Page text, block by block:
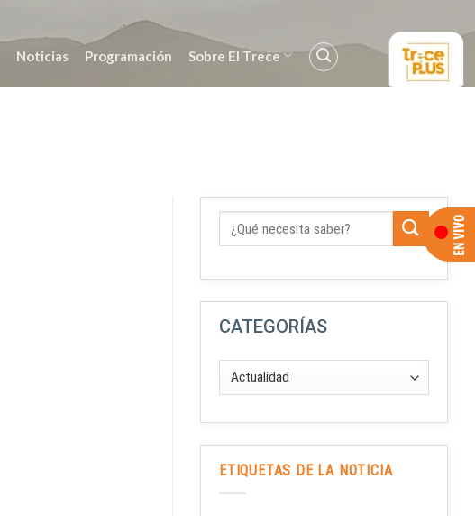
Noticias Programación Sobre El Trece
CATEGORÍAS
ETIQUETAS DE LA NOTICIA